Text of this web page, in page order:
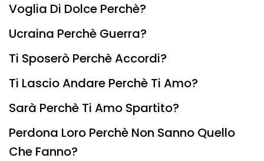
Voglia Di Dolce Perchè?
Ucraina Perchè Guerra?
Ti Sposerò Perchè Accordi?
Ti Lascio Andare Perchè Ti Amo?
Sarà Perchè Ti Amo Spartito?
Perdona Loro Perchè Non Sanno Quello
Che Fanno?